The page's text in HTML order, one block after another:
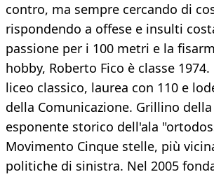
contro, ma sempre cercando di
rispondendo a offese e insulti
passione per i 100 metri e la
hobby, Roberto Fico è classe
liceo classico, laurea con 110 e
della Comunicazione. Grillino
esponente storico dell'ala
Movimento Cinque stelle, più
politiche di sinistra. Nel 2005